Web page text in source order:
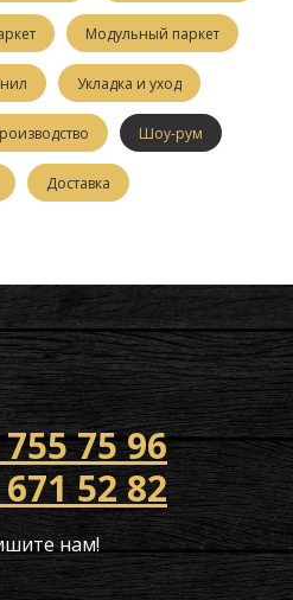
Модульный паркет
Укладка и уход
Шоу-рум
Доставка
75 96
52 82
нам!